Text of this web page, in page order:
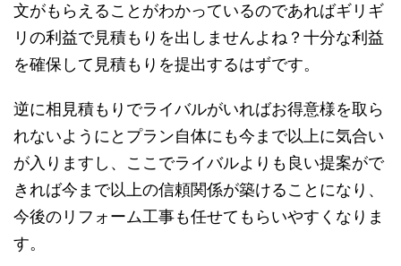
文がもらえることがわかっているのであればギリギ
リの利益で見積もりを出しませんよね？十分な利益
を確保して見積もりを提出するはずです。
逆に相見積もりでライバルがいればお得意様を取ら
れないようにとプラン自体にも今まで以上に気合い
が入りますし、ここでライバルよりも良い提案がで
きれば今まで以上の信頼関係が築けることになり、
今後のリフォーム工事も任せてもらいやすくなりま
す。